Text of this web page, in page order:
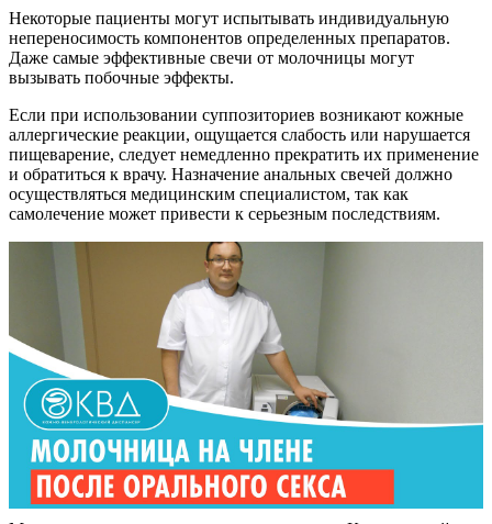
Некоторые пациенты могут испытывать индивидуальную
непереносимость компонентов определенных препаратов.
Даже самые эффективные свечи от молочницы могут
вызывать побочные эффекты.
Если при использовании суппозиториев возникают кожные
аллергические реакции, ощущается слабость или нарушается
пищеварение, следует немедленно прекратить их применение
и обратиться к врачу. Назначение анальных свечей должно
осуществляться медицинским специалистом, так как
самолечение может привести к серьезным последствиям.